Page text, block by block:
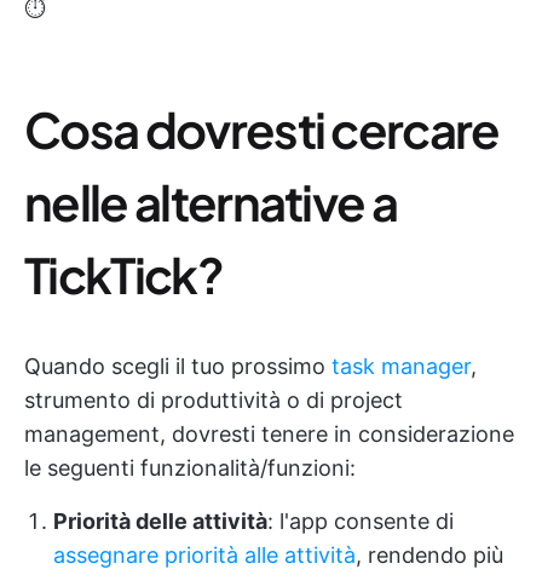
⏱️
Cosa dovresti cercare
nelle alternative a
TickTick?
Quando scegli il tuo prossimo task manager,
strumento di produttività o di project
management, dovresti tenere in considerazione
le seguenti funzionalità/funzioni:
Priorità delle attività: l'app consente di
assegnare priorità alle attività, rendendo più